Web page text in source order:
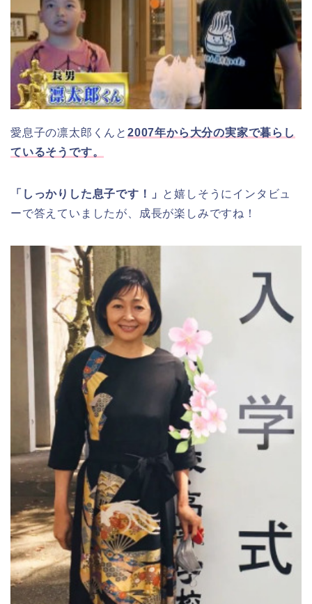
愛息子の凛太郎くんと 2007年から大分の実家で暮らし
ているそうです。
「しっかりした息子です！」 と嬉しそうにインタビュ
ーで答えていましたが、成長が楽しみですね！